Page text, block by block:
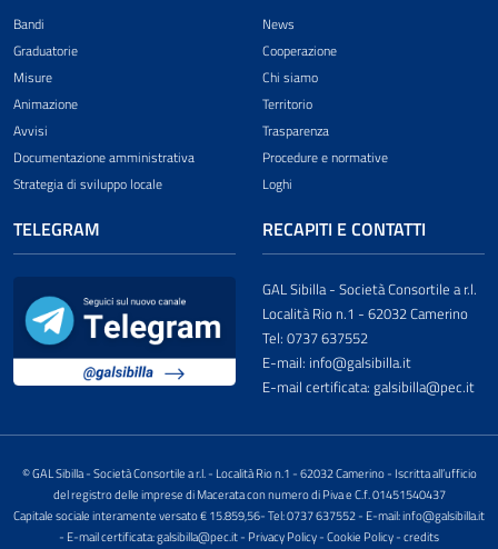
Bandi
Graduatorie
Misure
Animazione
Avvisi
Documentazione amministrativa
Strategia di sviluppo locale
News
Cooperazione
Chi siamo
Territorio
Trasparenza
Procedure e normative
Loghi
TELEGRAM RECAPITI E CONTATTI
GAL Sibilla - Società Consortile a r.l.
Località Rio n.1 - 62032 Camerino
Tel: 0737 637552
E-mail: info@galsibilla.it
E-mail certificata: galsibilla@pec.it
© GAL Sibilla - Società Consortile a r.l. - Località Rio n.1 - 62032 Camerino - Iscritta all’ufficio
del registro delle imprese di Macerata con numero di Piva e C.f. 01451540437
Capitale sociale interamente versato € 15.859,56- Tel: 0737 637552 - E-mail: info@galsibilla.it
- E-mail certificata: galsibilla@pec.it - Privacy Policy-Cookie Policy-credits